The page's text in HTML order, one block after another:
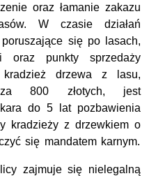
oraz łamanie zakazu
W czasie działań
się po lasach,
oraz punkty sprzedaży
kradzież drzewa z lasu,
800 złotych, jest
do 5 lat pozbawienia
kradzieży z drzewkiem o
się mandatem karnym.
zajmuje się nielegalną